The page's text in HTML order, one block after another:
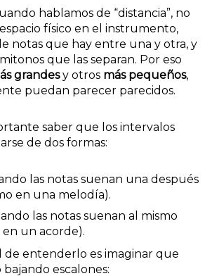
hablamos de “distancia”, no
físico en el instrumento,
notas que hay entre una y otra, y
que las separan. Por eso
grandesy otros más pequeños,
puedan parecer parecidos.
saber que los intervalos
de dos formas:
las notas suenan una después
en una melodía).
las notas suenan al mismo
un acorde).
de entenderlo es imaginar que
escalones: